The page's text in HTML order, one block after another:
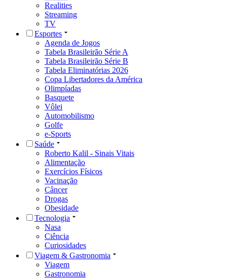
Realities
Streaming
TV
Esportes
Agenda de Jogos
Tabela Brasileirão Série A
Tabela Brasileirão Série B
Tabela Eliminatórias 2026
Copa Libertadores da América
Olimpíadas
Basquete
Vôlei
Automobilismo
Golfe
e-Sports
Saúde
Roberto Kalil - Sinais Vitais
Alimentação
Exercícios Físicos
Vacinação
Câncer
Drogas
Obesidade
Tecnologia
Nasa
Ciência
Curiosidades
Viagem & Gastronomia
Viagem
Gastronomia